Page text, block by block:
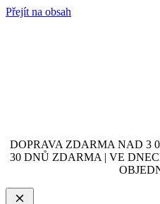
Přejít na obsah
DOPRAVA ZDARMA NAD 3
30 DNŮ ZDARMA | VE